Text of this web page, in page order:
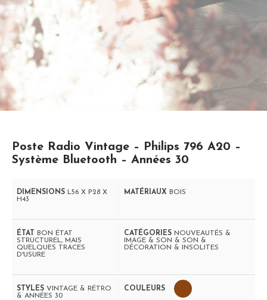
Poste Radio Vintage – Philips 796 A20 –
Système Bluetooth – Années 30
DIMENSIONS L56 X P28 X
H43
MATÉRIAUX BOIS
ÉTAT
BON ÉTAT
STRUCTUREL, MAIS
QUELQUES TRACES
D'USURE
CATÉGORIES NOUVEAUTÉS &
IMAGE & SON & SON &
DÉCORATION & INSOLITES
STYLES VINTAGE & RÉTRO
& ANNÉES 30
COULEURS